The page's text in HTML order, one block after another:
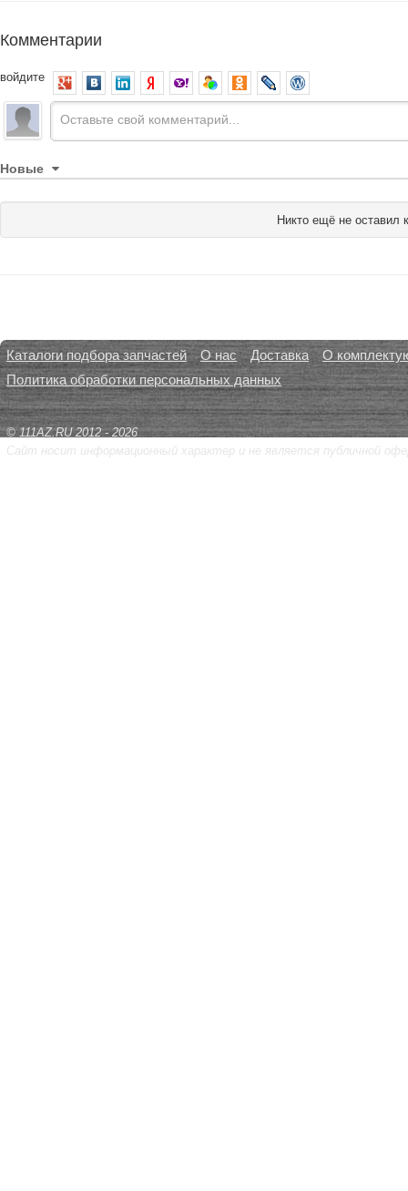
Комментарии
войдите
Новые
Никто ещё не оставил
Каталоги подбора запчастей О нас Доставка
О
Политика обработки персональных данных
© 111AZ.RU 2012 - 2026
Сайт носит информационный характер и не является публичной